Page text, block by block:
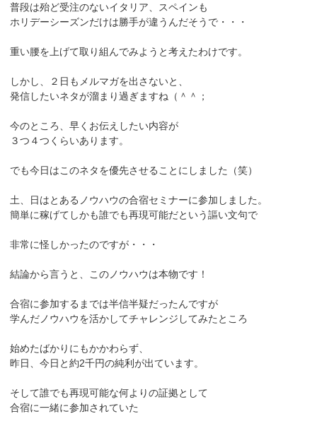
普段は殆ど受注のないイタリア、スペインも
ホリデーシーズンだけは勝手が違うんだそうで・・・
重い腰を上げて取り組んでみようと考えたわけです。
しかし、２日もメルマガを出さないと、
発信したいネタが溜まり過ぎますね（＾＾；
今のところ、早くお伝えしたい内容が
３つ４つくらいあります。
でも今日はこのネタを優先させることにしました（笑）
土、日はとあるノウハウの合宿セミナーに参加しました。
簡単に稼げてしかも誰でも再現可能だという謳い文句で
非常に怪しかったのですが・・・
結論から言うと、このノウハウは本物です！
合宿に参加するまでは半信半疑だったんですが
学んだノウハウを活かしてチャレンジしてみたところ
始めたばかりにもかかわらず、
昨日、今日と約2千円の純利が出ています。
そして誰でも再現可能な何よりの証拠として
合宿に一緒に参加されていた